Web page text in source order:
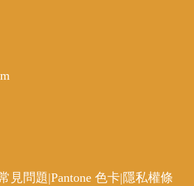
見問題|Pantone 色卡| 隱私權條